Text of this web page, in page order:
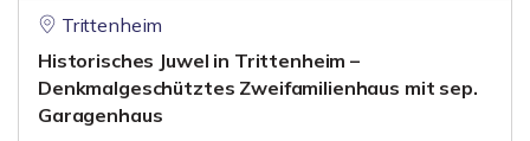
Trittenheim
Historisches Juwel in Trittenheim –
Denkmalgeschütztes Zweifamilienhaus mit sep.
Garagenhaus